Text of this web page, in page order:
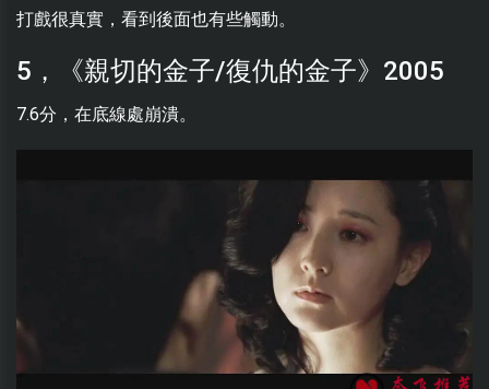
打戲很真實，看到後面也有些觸動。
5，《親切的金子/復仇的金子》2005
7.6分，在底線處崩潰。